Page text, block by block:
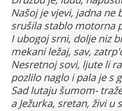
Našoj je vjevi, jadna ne
srušila stablo motorna
I ubogoj srni, dolje niz
mekani ležaj, sav,
Nesretnoj sovi, ljute li
pozlilo naglo i pala je s
Sad lutaju šumom-
a Ježurka, sretan, živi u